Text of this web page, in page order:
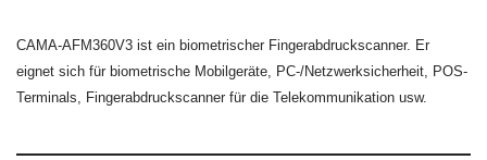
CAMA-AFM360V3 ist ein biometrischer Fingerabdruckscanner. Er
eignet sich für biometrische Mobilgeräte, PC-/Netzwerksicherheit, POS-
Terminals, Fingerabdruckscanner für die Telekommunikation usw.